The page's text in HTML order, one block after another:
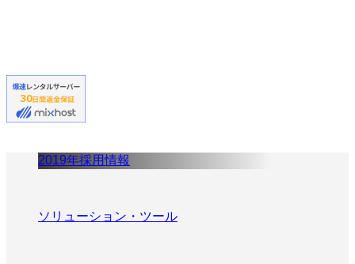
2019年採用情報
ソリューション・ツール